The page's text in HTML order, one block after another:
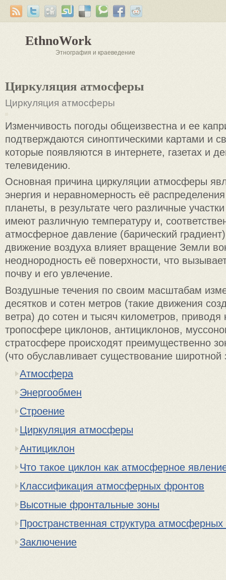
EthnoWork
Этнография и краеведение
Циркуляция атмосферы
Циркуляция атмосферы
Изменчивость погоды общеизвестна и ее
подтверждаются синоптическими картами и
которые появляются в интернете, газетах и
телевидению.
Основная причина циркуляции атмосферы
энергия и неравномерность её
планеты, в результате чего различные
имеют различную температуру и,
атмосферное давление (барический
движение воздуха влияет вращение Земли
неоднородность её поверхности, что
почву и его увлечение.
Воздушные течения по своим масштабам
десятков и сотен метров (такие движения
ветра) до сотен и тысяч километров,
тропосфере циклонов, антициклонов,
стратосфере происходят преимущественно
(что обуславливает существование широтной
Атмосфера
Энергообмен
Строение
Циркуляция атмосферы
Антициклон
Что такое циклон как атмосферное
Классификация атмосферных фронтов
Высотные фронтальные зоны
Пространственная структура
Заключение